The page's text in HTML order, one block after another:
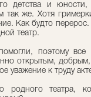
детства и
так же. Хотя
Как будто
театр.
поэтому все
открытым,
уважение к труду
театра,